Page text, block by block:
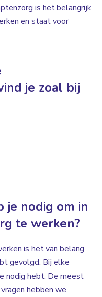
is het belangrijk
en staat voor
je zoal bij
je nodig om in
te werken?
is het van belang
gevolgd. Bij elke
nodig hebt. De meest
hebben we